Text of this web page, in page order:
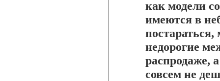
как модели
имеются в
недорогие
распродаже,
совсем не